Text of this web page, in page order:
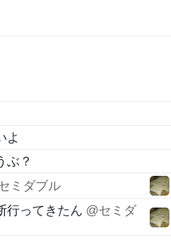
よ
ぶ？
ミダブル
行ってきたん @セミダ